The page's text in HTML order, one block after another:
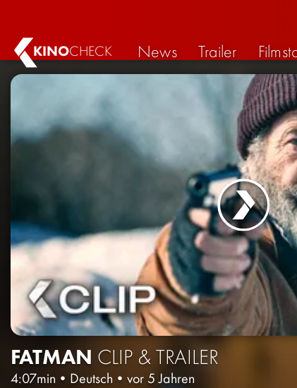
KINOCHECK News Trailer
FATMAN CLIP & TRAILER
4:07min • Deutsch • vor 5 Jahren